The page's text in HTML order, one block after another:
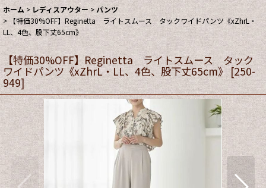
ホーム > レディスアウター > パンツ
>
【特価30%OFF】Reginetta ライトスムース タックワイドパンツ《xZhrL・
LL、4色、股下丈65cm》
【特価30%OFF】Reginetta ライトスムース タック
ワイドパンツ《xZhrL・LL、4色、股下丈65cm》 [250-
949]